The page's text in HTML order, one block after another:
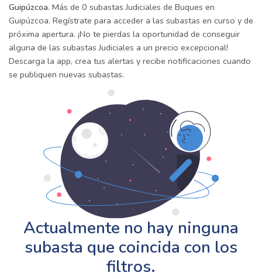
Guipúzcoa. Más de 0 subastas Judiciales de Buques en
Guipúzcoa. Regístrate para acceder a las subastas en curso y de
próxima apertura. ¡No te pierdas la oportunidad de conseguir
alguna de las subastas Judiciales a un precio excepcional!
Descarga la app, crea tus alertas y recibe notificaciones cuando
se publiquen nuevas subastas.
Actualmente no hay ninguna
subasta que coincida con los
filtros.